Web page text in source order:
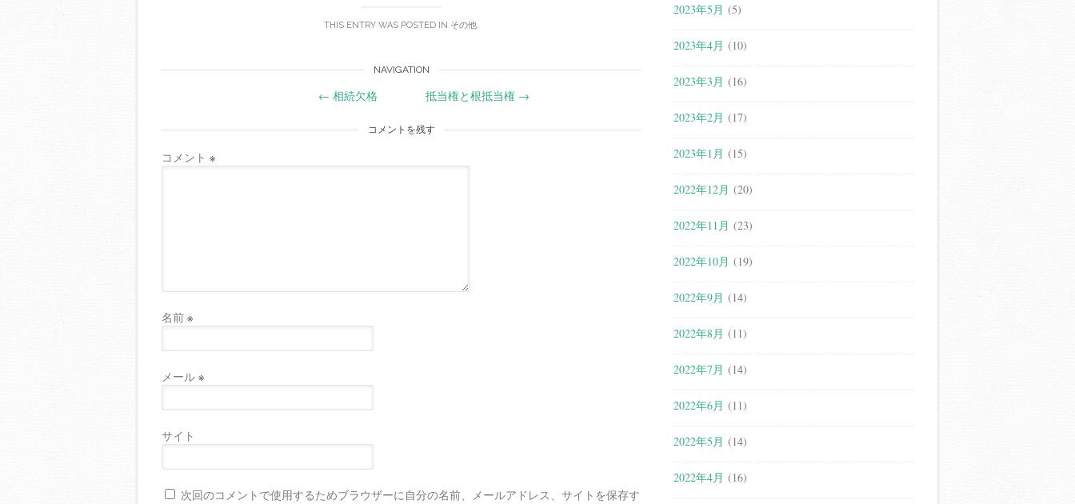
THIS ENTRY WAS POSTED IN その他
NAVIGATION
← 相続欠格 抵当権と根抵当権 →
コメントを残す
コメント ※
名前 ※
メール ※
サイト
次回のコメントで使用するためブラウザーに自分の名前、メールアドレス、サイトを保存す
2023年5月 (5)
2023年4月 (10)
2023年3月 (16)
2023年2月 (17)
2023年1月 (15)
2022年12月 (20)
2022年11月 (23)
2022年10月 (19)
2022年9月 (14)
2022年8月 (11)
2022年7月 (14)
2022年6月 (11)
2022年5月 (14)
2022年4月 (16)